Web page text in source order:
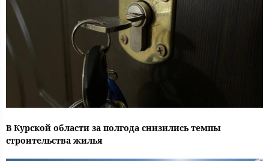
В Курской области за полгода снизились темпы
строительства жилья